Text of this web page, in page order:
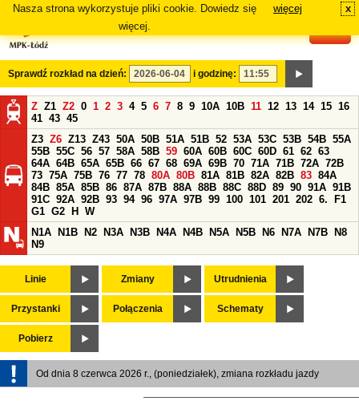
Nasza strona wykorzystuje pliki cookie. Dowiedz się
więcej.
więcej x
Sprawdź rozkład na dzień: i godzinę:
Z Z1 Z2 0 1 2 3 4 5 6 7 8 9 10A 10B 11 12 13 14 15 16
41 43 45
Z3 Z6 Z13 Z43 50A 50B 51A 51B 52 53A 53C 53B 54B 55A
55B 55C 56 57 58A 58B 59 60A 60B 60C 60D 61 62 63
64A 64B 65A 65B 66 67 68 69A 69B 70 71A 71B 72A 72B
73 75A 75B 76 77 78 80A 80B 81A 81B 82A 82B 83 84A
84B 85A 85B 86 87A 87B 88A 88B 88C 88D 89 90 91A 91B
91C 92A 92B 93 94 96 97A 97B 99 100 101 201 202 6.
F1
G1 G2 H
W
N1A
N1B N2 N3A N3B N4A N4B N5A N5B N6 N7A N7B
N8
N9
Linie Zmiany Utrudnienia
Przystanki Połączenia Schematy
Pobierz
Od dnia 8 czerwca 2026 r., (poniedziałek), zmiana rozkładu jazdy